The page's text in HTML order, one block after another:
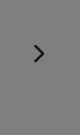
Next